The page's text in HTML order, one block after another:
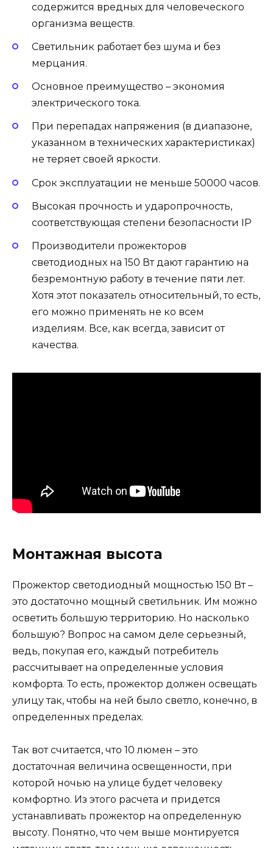
содержится вредных для человеческого
организма веществ.
Светильник работает без шума и без
мерцания.
Основное преимущество – экономия
электрического тока.
При перепадах напряжения (в диапазоне,
указанном в технических характеристиках)
не теряет своей яркости.
Срок эксплуатации не меньше 50000 часов.
Высокая прочность и ударопрочность,
соответствующая степени безопасности IP
Производители прожекторов
светодиодных на 150 Вт дают гарантию на
безремонтную работу в течение пяти лет.
Хотя этот показатель относительный, то есть,
его можно применять не ко всем
изделиям. Все, как всегда, зависит от
качества.
Монтажная высота
Прожектор светодиодный мощностью 150 Вт –
это достаточно мощный светильник. Им можно
осветить большую территорию. Но насколько
большую? Вопрос на самом деле серьезный,
ведь, покупая его, каждый потребитель
рассчитывает на определенные условия
комфорта. То есть, прожектор должен освещать
улицу так, чтобы на ней было светло, конечно, в
определенных пределах.
Так вот считается, что 10 люмен – это
достаточная величина освещенности, при
которой ночью на улице будет человеку
комфортно. Из этого расчета и придется
устанавливать прожектор на определенную
высоту. Понятно, что чем выше монтируется